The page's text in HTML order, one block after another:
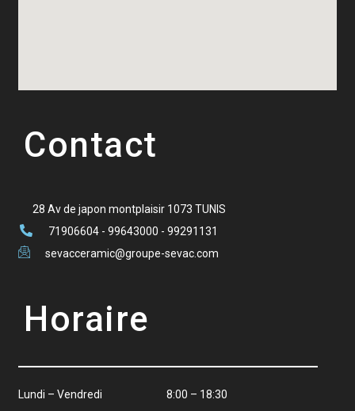
Contact
28 Av de japon montplaisir 1073 TUNIS
71906604 - 99643000 - 99291131
sevacceramic@groupe-sevac.com
Horaire
Lundi – Vendredi 8:00 – 18:30